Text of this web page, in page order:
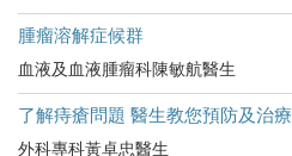
腫瘤溶解症候群
血液及血液腫瘤科陳敏航醫生
了解痔瘡問題 醫生教您預防及治療
外科專科黃卓忠醫生